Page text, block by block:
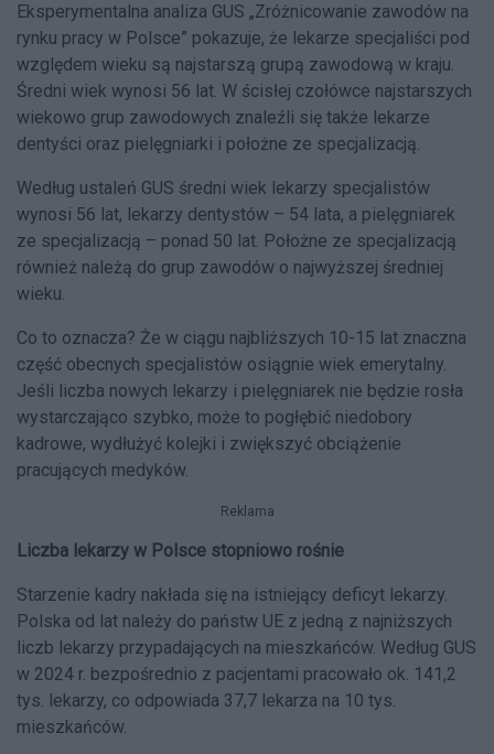
Eksperymentalna analiza GUS „Zróżnicowanie zawodów na
rynku pracy w Polsce” pokazuje, że lekarze specjaliści pod
względem wieku są najstarszą grupą zawodową w kraju.
Średni wiek wynosi 56 lat. W ścisłej czołówce najstarszych
wiekowo grup zawodowych znaleźli się także lekarze
dentyści oraz pielęgniarki i położne ze specjalizacją.
Według ustaleń GUS średni wiek lekarzy specjalistów
wynosi 56 lat, lekarzy dentystów – 54 lata, a pielęgniarek
ze specjalizacją – ponad 50 lat. Położne ze specjalizacją
również należą do grup zawodów o najwyższej średniej
wieku.
Co to oznacza? Że w ciągu najbliższych 10-15 lat znaczna
część obecnych specjalistów osiągnie wiek emerytalny.
Jeśli liczba nowych lekarzy i pielęgniarek nie będzie rosła
wystarczająco szybko, może to pogłębić niedobory
kadrowe, wydłużyć kolejki i zwiększyć obciążenie
pracujących medyków.
Reklama
Liczba lekarzy w Polsce stopniowo rośnie
Starzenie kadry nakłada się na istniejący deficyt lekarzy.
Polska od lat należy do państw UE z jedną z najniższych
liczb lekarzy przypadających na mieszkańców. Według GUS
w 2024 r. bezpośrednio z pacjentami pracowało ok. 141,2
tys. lekarzy, co odpowiada 37,7 lekarza na 10 tys.
mieszkańców.